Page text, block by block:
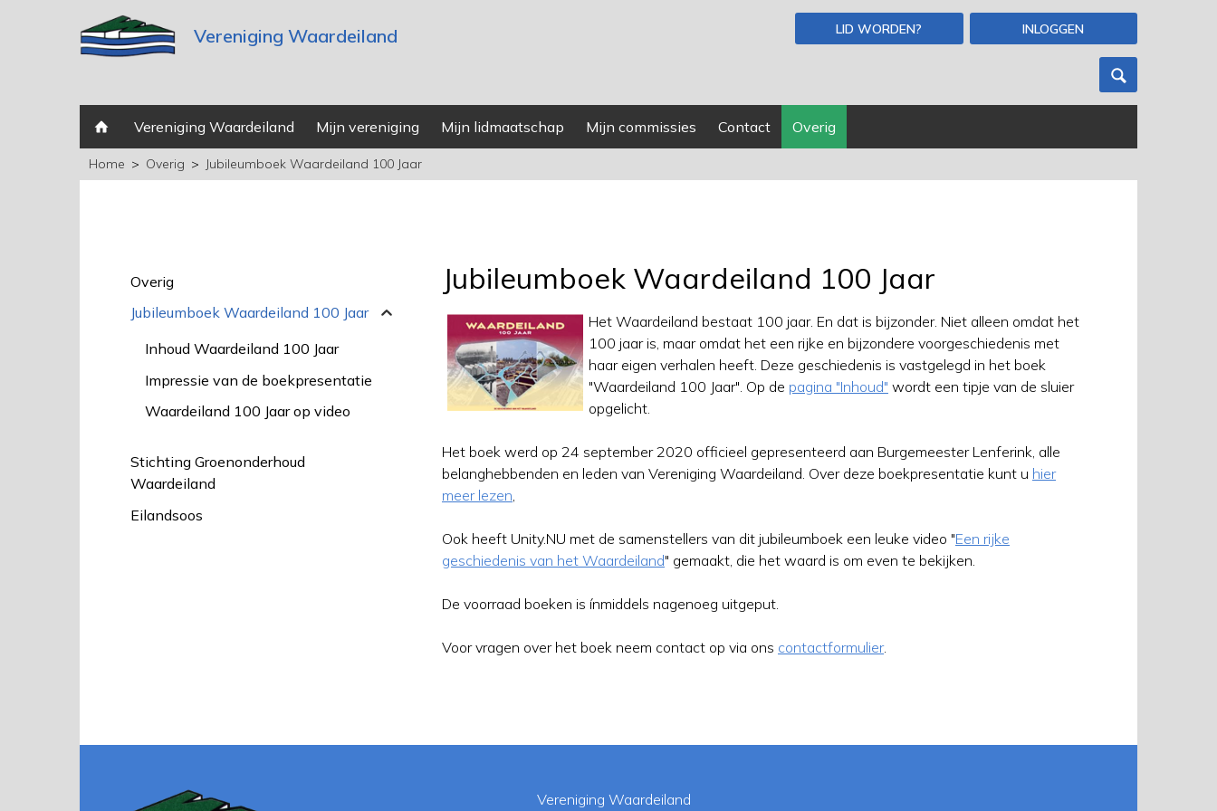
Vereniging Waardeiland LID WORDEN? INLOGGEN
Vereniging Waardeiland Mijn vereniging Mijn lidmaatschap Mijn commissies Contact Overig
Home Overig Jubileumboek Waardeiland 100 Jaar
Overig
Jubileumboek Waardeiland 100 Jaar
Inhoud Waardeiland 100 Jaar
Impressie van de boekpresentatie
Waardeiland 100 Jaar op video
Stichting Groenonderhoud
Waardeiland
Eilandsoos
Jubileumboek Waardeiland 100 Jaar
Het Waardeiland bestaat 100 jaar. En dat is bijzonder. Niet alleen omdat het
100 jaar is, maar omdat het een rijke en bijzondere voorgeschiedenis met
haar eigen verhalen heeft. Deze geschiedenis is vastgelegd in het boek
"Waardeiland 100 Jaar". Op de pagina "Inhoud" wordt een tipje van de sluier
opgelicht.
Het boek werd op 24 september 2020 officieel gepresenteerd aan Burgemeester Lenferink, alle
belanghebbenden en leden van Vereniging Waardeiland. Over deze boekpresentatie kunt u hier
meer lezen,
Ook heeft Unity.NU met de samenstellers van dit jubileumboek een leuke video "Een rijke
geschiedenis van het Waardeiland" gemaakt, die het waard is om even te bekijken.
De voorraad boeken is ínmiddels nagenoeg uitgeput.
Voor vragen over het boek neem contact op via ons contactformulier.
Vereniging Waardeiland